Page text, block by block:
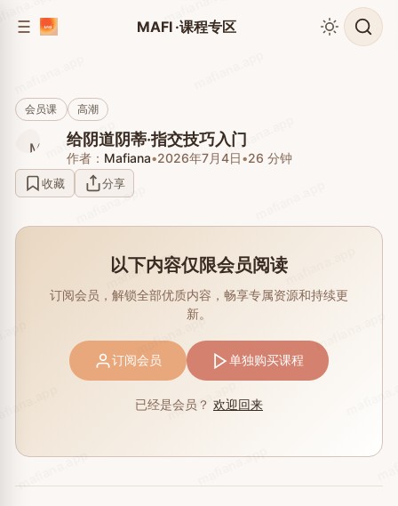
MAFI ·课程专区
会员课 高潮
给阴道阴蒂·指交技巧入门
作者： Mafiana•2026年7月4日•26 分钟
收藏 分享
以下内容仅限会员阅读
订阅会员，解锁全部优质内容，畅享专属资源和持续更
新。
订阅会员 单独购买课程
已经是会员？ 欢迎回来
mafiana.app
mafiana.app
mafiana.app
mafiana.app
mafiana.app
mafiana.app
mafiana.app
mafiana.app
mafiana.app
mafiana.app